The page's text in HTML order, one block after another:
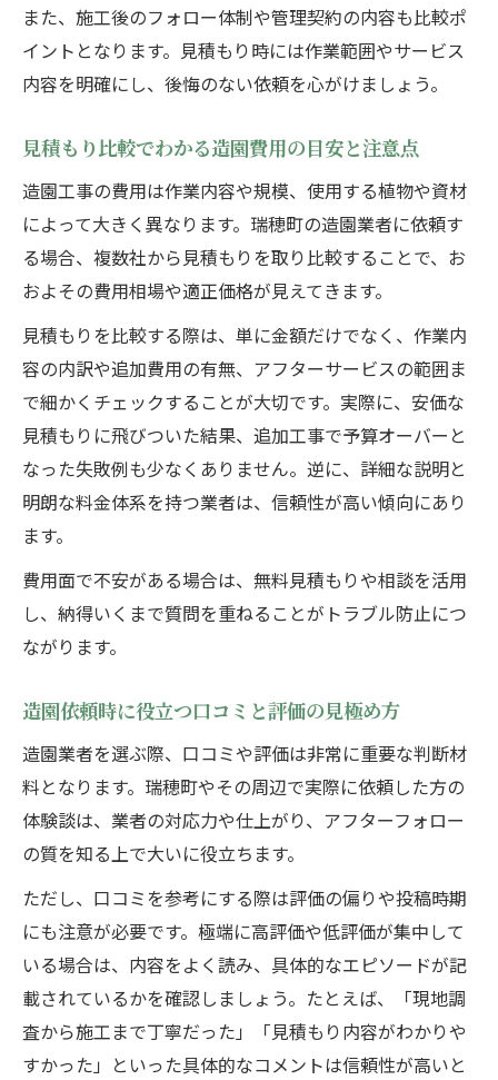
また、施工後のフォロー体制や管理契約の内容も比較ポ
イントとなります。見積もり時には作業範囲やサービス
内容を明確にし、後悔のない依頼を心がけましょう。
見積もり比較でわかる造園費用の目安と注意点
造園工事の費用は作業内容や規模、使用する植物や資材
によって大きく異なります。瑞穂町の造園業者に依頼す
る場合、複数社から見積もりを取り比較することで、お
およその費用相場や適正価格が見えてきます。
見積もりを比較する際は、単に金額だけでなく、作業内
容の内訳や追加費用の有無、アフターサービスの範囲ま
で細かくチェックすることが大切です。実際に、安価な
見積もりに飛びついた結果、追加工事で予算オーバーと
なった失敗例も少なくありません。逆に、詳細な説明と
明朗な料金体系を持つ業者は、信頼性が高い傾向にあり
ます。
費用面で不安がある場合は、無料見積もりや相談を活用
し、納得いくまで質問を重ねることがトラブル防止につ
ながります。
造園依頼時に役立つ口コミと評価の見極め方
造園業者を選ぶ際、口コミや評価は非常に重要な判断材
料となります。瑞穂町やその周辺で実際に依頼した方の
体験談は、業者の対応力や仕上がり、アフターフォロー
の質を知る上で大いに役立ちます。
ただし、口コミを参考にする際は評価の偏りや投稿時期
にも注意が必要です。極端に高評価や低評価が集中して
いる場合は、内容をよく読み、具体的なエピソードが記
載されているかを確認しましょう。たとえば、「現地調
査から施工まで丁寧だった」「見積もり内容がわかりや
すかった」といった具体的なコメントは信頼性が高いと